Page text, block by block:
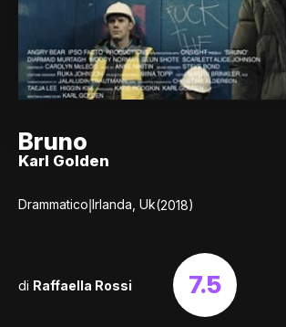
Bruno
Karl Golden
Drammatico|Irlanda, Uk(2018)
di Raffaella Rossi 7.5